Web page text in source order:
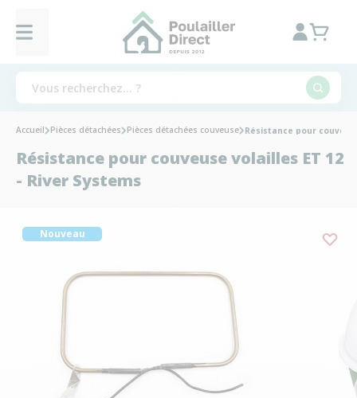
Accueil Pièces détachées Pièces détachées couveuse Résistance pour
Résistance pour couveuse volailles ET 12
- River Systems
Nouveau